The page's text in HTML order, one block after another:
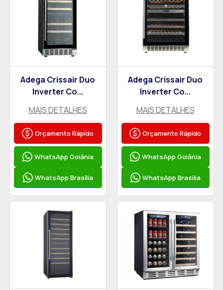
Adega Crissair Duo
Inverter Co...
MAIS DETALHES
Orçamento Rápido
WhatsApp Goiânia
WhatsApp Brasília
Adega Crissair Duo
Inverter Co...
MAIS DETALHES
Orçamento Rápido
WhatsApp Goiânia
WhatsApp Brasília